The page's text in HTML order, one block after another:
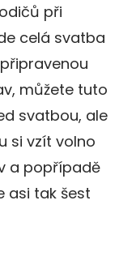
při
celá svatba
můžete tuto
svatbou, ale
si vzít volno
a popřípadě
asi tak šest